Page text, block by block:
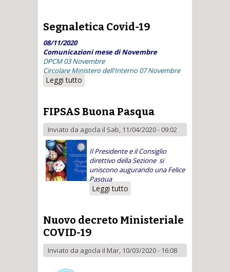
Segnaletica Covid-19
08/11/2020
Comunicazioni mese di Novembre
DPCM 03 Novembre
Circolare Ministero dell'Interno 07 Novembre
Leggi tutto
FIPSAS Buona Pasqua
Inviato da agoclail Sab, 11/04/2020 - 09:02
Il Presidente e il Consiglio
direttivo della Sezione si
uniscono augurando una Felice
Pasqua
Leggi tutto
Pasqua
Nuovo decreto Ministeriale
COVID-19
Inviato da agoclail Mar, 10/03/2020 - 16:08